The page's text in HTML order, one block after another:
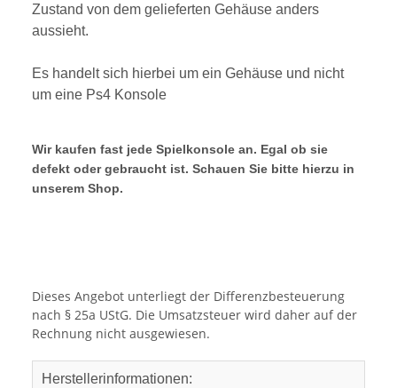
Zustand von dem gelieferten Gehäuse anders
aussieht.
Es handelt sich hierbei um ein Gehäuse und nicht
um eine Ps4 Konsole
Wir kaufen fast jede Spielkonsole an. Egal ob sie
defekt oder gebraucht ist. Schauen Sie bitte hierzu in
unserem Shop.
Dieses Angebot unterliegt der Differenzbesteuerung
nach § 25a UStG. Die Umsatzsteuer wird daher auf der
Rechnung nicht ausgewiesen.
Herstellerinformationen: